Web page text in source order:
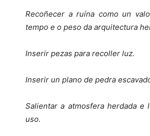
Recoñecer a ruína como un
tempo e o peso da arquitectura
Inserir pezas para recoller luz.
Inserir un plano de pedra
Salientar a atmosfera herdada e
uso.